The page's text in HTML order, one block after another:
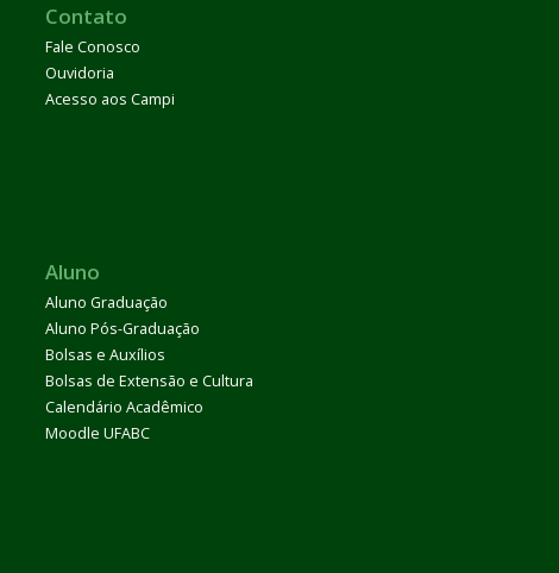
Contato
Fale Conosco
Ouvidoria
Acesso aos Campi
Aluno
Aluno Graduação
Aluno Pós-Graduação
Bolsas e Auxílios
Bolsas de Extensão e Cultura
Calendário Acadêmico
Moodle UFABC